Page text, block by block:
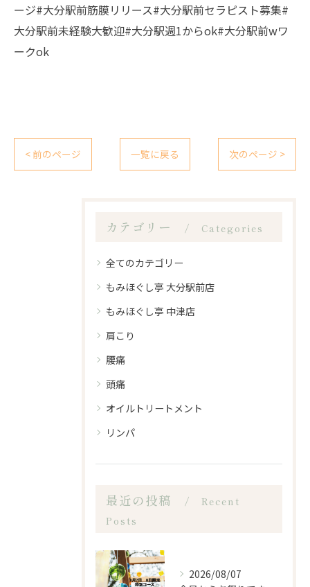
ージ#大分駅前筋膜リリース#大分駅前セラピスト募集#
大分駅前未経験大歓迎#大分駅週1からok#大分駅前wワ
ークok
< 前のページ 一覧に戻る 次のページ >
カテゴリー Categories
全てのカテゴリー
もみほぐし亭 大分駅前店
もみほぐし亭 中津店
肩こり
腰痛
頭痛
オイルトリートメント
リンパ
最近の投稿
Recent
Posts
2026/08/07